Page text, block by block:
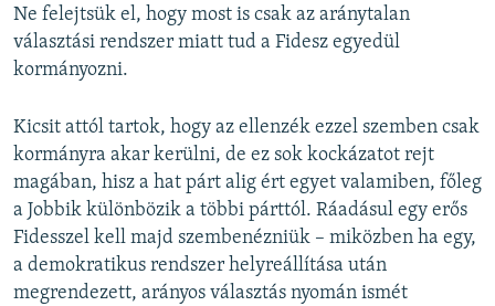
Ne felejtsük el, hogy most is csak az aránytalan
választási rendszer miatt tud a Fidesz egyedül
kormányozni.
Kicsit attól tartok, hogy az ellenzék ezzel szemben csak
kormányra akar kerülni, de ez sok kockázatot rejt
magában, hisz a hat párt alig ért egyet valamiben, főleg
a Jobbik különbözik a többi párttól. Ráadásul egy erős
Fidesszel kell majd szembenézniük – miközben ha egy,
a demokratikus rendszer helyreállítása után
megrendezett, arányos választás nyomán ismét